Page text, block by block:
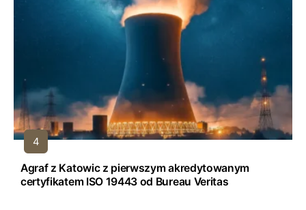
Agraf z Katowic z pierwszym akredytowanym
certyfikatem ISO 19443 od Bureau Veritas